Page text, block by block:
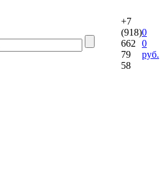
+7
(918)
662
79
58
0
0
руб.